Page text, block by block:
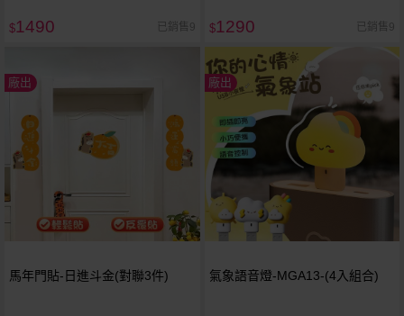
$1490 已銷售9 $1290 已銷售9
廠出
馬年門貼-日進斗金(對聯3件)
廠出
氣象語音燈-MGA13-(4入組合)